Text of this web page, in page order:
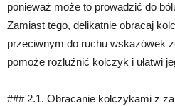
ponieważ może to prowadzić do
Zamiast tego, delikatnie obracaj
przeciwnym do ruchu wskazówek
pomoże rozluźnić kolczyk i ułatwi
### 2.1. Obracanie kolczykami z